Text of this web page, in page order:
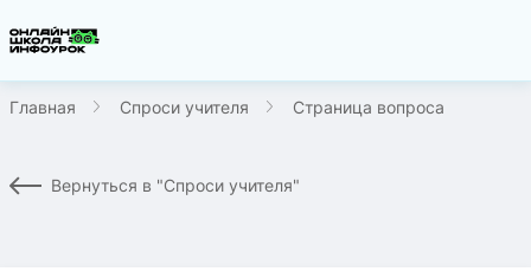
Главная Спроси учителя Страница вопроса
Вернуться в "Спроси учителя"